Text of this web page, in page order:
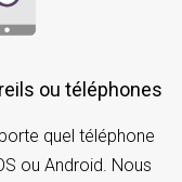
ou téléphones
quel téléphone
ou Android. Nous